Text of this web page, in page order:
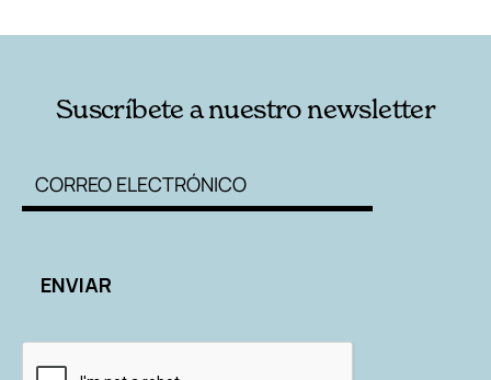
Suscríbete a nuestro newsletter